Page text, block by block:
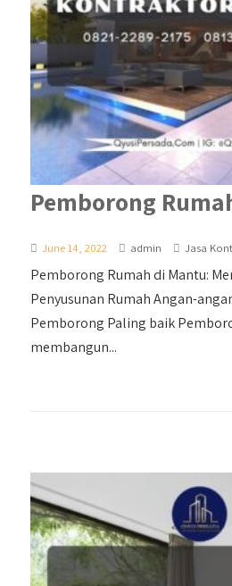
Pemborong
June 14, 2022 admin Jasa
Pemborong Rumah di Mantu:
Penyusunan Rumah Angan-
Pemborong Paling baik
membangun...